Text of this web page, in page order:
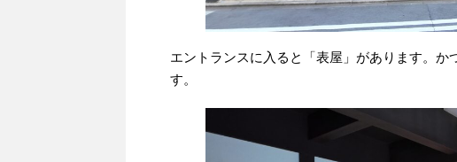
エントランスに入ると「表屋」があります。
す。